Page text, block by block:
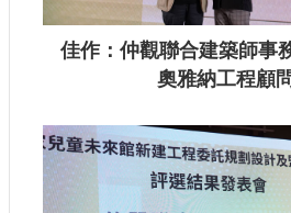
佳作：仲觀聯合建築師事
奧雅納工程顧